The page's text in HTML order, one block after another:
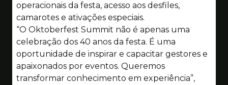
operacionais da festa, acesso aos desfiles,
camarotes e ativações especiais.
“O Oktoberfest Summit não é apenas uma
celebração dos 40 anos da festa. É uma
oportunidade de inspirar e capacitar gestores e
apaixonados por eventos. Queremos
transformar conhecimento em experiência”,